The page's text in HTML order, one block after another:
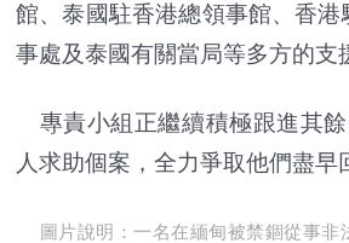
館、泰國駐香港總領事館、香
事處及泰國有關當局等多方的支
專責小組正繼續積極跟進其
人求助個案，全力爭取他們盡早
圖片說明：一名在緬甸被禁錮從事非